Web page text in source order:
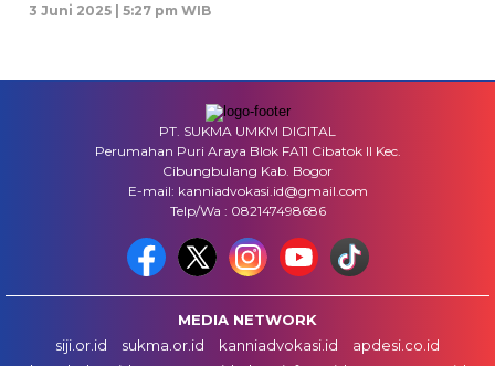
3 Juni 2025 | 5:27 pm WIB
PT. SUKMA UMKM DIGITAL
Perumahan Puri Araya Blok FA11 Cibatok II Kec.
Cibungbulang Kab. Bogor
E-mail: kanniadvokasi.id@gmail.com
Telp/Wa : 082147498686
MEDIA NETWORK
siji.or.id
sukma.or.id kanniadvokasi.id
apdesi.co.id